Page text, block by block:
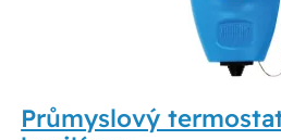
Průmyslový